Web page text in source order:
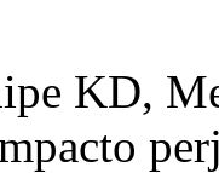
KD,